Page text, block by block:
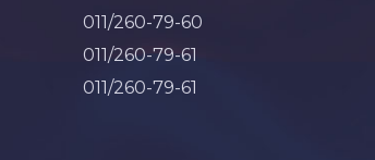
011/260-79-60
011/260-79-61
011/260-79-61